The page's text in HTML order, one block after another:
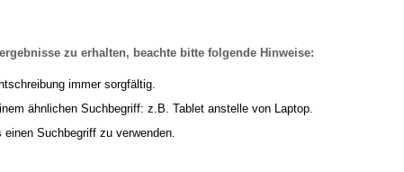
zu erhalten, beachte bitte folgende Hinweise:
immer sorgfältig.
ähnlichen Suchbegriff: z.B. Tablet anstelle von Laptop.
einen Suchbegriff zu verwenden.